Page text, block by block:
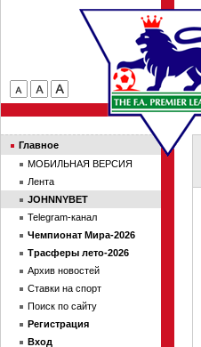
Главное
МОБИЛЬНАЯ ВЕРСИЯ
Лента
JOHNNYBET
Telegram-канал
Чемпионат Мира-2026
Трасферы лето-2026
Архив новостей
Ставки на спорт
Поиск по сайту
Регистрация
Вход